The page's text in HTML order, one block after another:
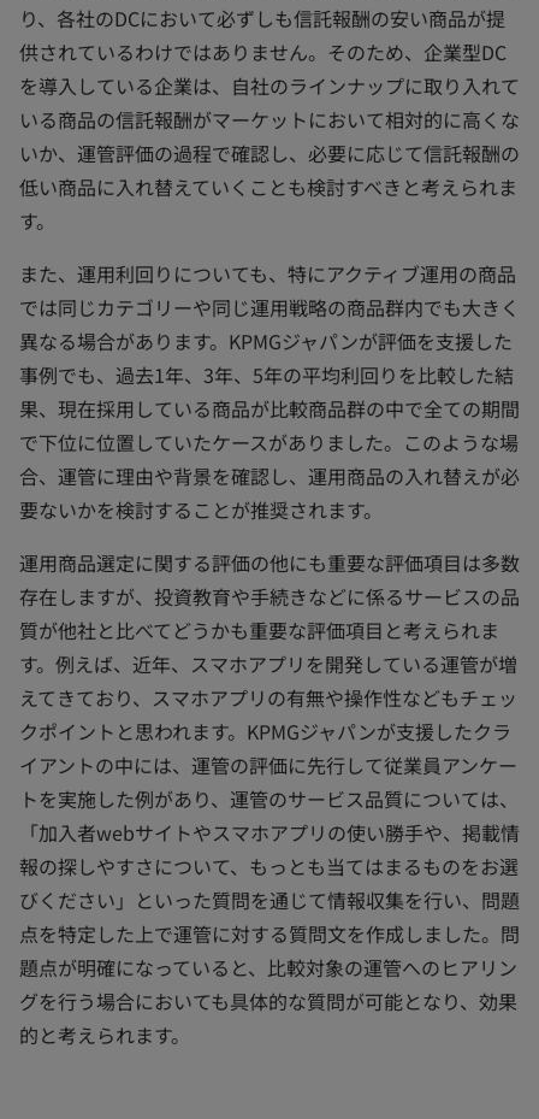
り、各社のDCにおいて必ずしも信託報酬の安い商品が提
供されているわけではありません。そのため、企業型DC
を導入している企業は、自社のラインナップに取り入れて
いる商品の信託報酬がマーケットにおいて相対的に高くな
いか、運管評価の過程で確認し、必要に応じて信託報酬の
低い商品に入れ替えていくことも検討すべきと考えられま
す。
また、運用利回りについても、特にアクティブ運用の商品
では同じカテゴリーや同じ運用戦略の商品群内でも大きく
異なる場合があります。KPMGジャパンが評価を支援した
事例でも、過去1年、3年、5年の平均利回りを比較した結
果、現在採用している商品が比較商品群の中で全ての期間
で下位に位置していたケースがありました。このような場
合、運管に理由や背景を確認し、運用商品の入れ替えが必
要ないかを検討することが推奨されます。
運用商品選定に関する評価の他にも重要な評価項目は多数
存在しますが、投資教育や手続きなどに係るサービスの品
質が他社と比べてどうかも重要な評価項目と考えられま
す。例えば、近年、スマホアプリを開発している運管が増
えてきており、スマホアプリの有無や操作性などもチェッ
クポイントと思われます。KPMGジャパンが支援したクラ
イアントの中には、運管の評価に先行して従業員アンケー
トを実施した例があり、運管のサービス品質については、
「加入者webサイトやスマホアプリの使い勝手や、掲載情
報の探しやすさについて、もっとも当てはまるものをお選
びください」といった質問を通じて情報収集を行い、問題
点を特定した上で運管に対する質問文を作成しました。問
題点が明確になっていると、比較対象の運管へのヒアリン
グを行う場合においても具体的な質問が可能となり、効果
的と考えられます。